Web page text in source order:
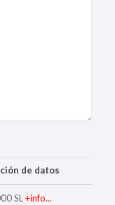
de datos
SL +info...